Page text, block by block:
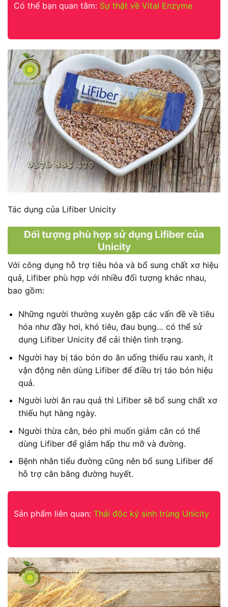
Có thể bạn quan tâm: Sự thật về Vital Enzyme
Tác dụng của Lifiber Unicity
Đối tượng phù hợp sử dụng Lifiber của
Unicity
Với công dụng hỗ trợ tiêu hóa và bổ sung chất xơ hiệu
quả, Lifiber phù hợp với nhiều đối tượng khác nhau,
bao gồm:
Những người thường xuyên gặp các vấn đề về tiêu
hóa như đầy hơi, khó tiêu, đau bụng… có thể sử
dụng Lifiber Unicity để cải thiện tình trạng.
Người hay bị táo bón do ăn uống thiếu rau xanh, ít
vận động nên dùng Lifiber để điều trị táo bón hiệu
quả.
Người lười ăn rau quả thì Lifiber sẽ bổ sung chất xơ
thiếu hụt hàng ngày.
Người thừa cân, béo phì muốn giảm cân có thể
dùng Lifiber để giảm hấp thu mỡ và đường.
Bệnh nhân tiểu đường cũng nên bổ sung Lifiber để
hỗ trợ cân bằng đường huyết.
Sản phẩm liên quan: Thải độc ký sinh trùng Unicity